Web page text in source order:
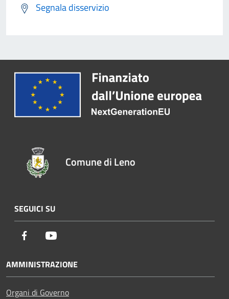
Segnala disservizio
Comune di Leno
SEGUICI SU
Facebook
AMMINISTRAZIONE
Organi di Governo